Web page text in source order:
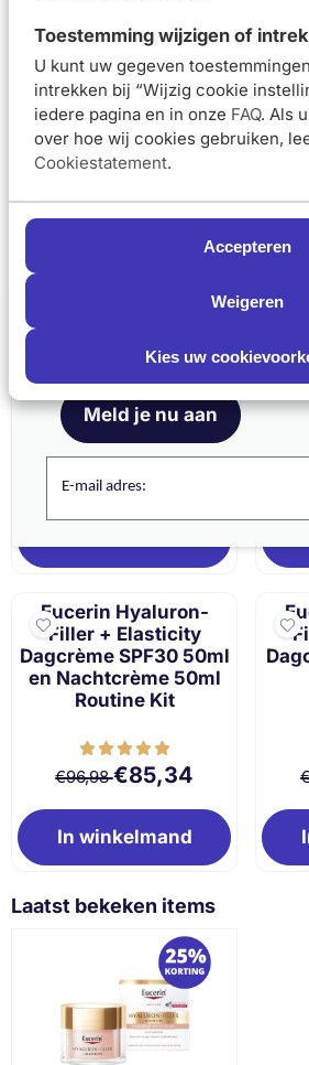
Toestemming wijzigen of
U kunt uw gegeven
intrekken bij “Wijzig cookie
iedere pagina en in onze FAQ. Als
over hoe wij cookies gebruiken,
Cookiestatement.
Accepteren
Weigeren
Kies uw
Schrijf je nu in en ontvang onze
en ontvang 5% korting op je
Meld je nu aan
E-mail adres:
Filler + Elasticity
Oogcontourcrème
SPF20 15ml
Van 36,49 voor 27,37
€27,37
Filler + Elasticity 3D
Serum 30ml en
Dagcrème SPF30 50ml
Routine Kit
€99,98€87,98
Eucerin Hyaluron-
Filler + Elasticity
Dagcrème SPF30 50ml
en Nachtcrème 50ml
Routine Kit
Van 96,98 voor 85,34
€96,98€85,34
In winkelmand
Laatst bekeken items